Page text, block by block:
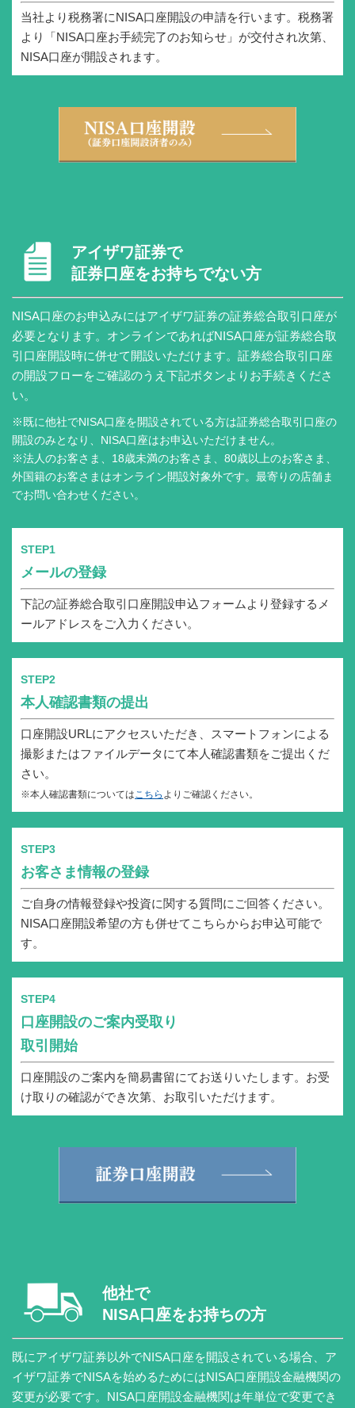
当社より税務署にNISA口座開設の申請を行います。税務署
より「NISA口座お手続完了のお知らせ」が交付され次第、
NISA口座が開設されます。
アイザワ証券で
証券口座をお持ちでない方
NISA口座のお申込みにはアイザワ証券の証券総合取引口座が
必要となります。オンラインであればNISA口座が証券総合取
引口座開設時に併せて開設いただけます。証券総合取引口座
の開設フローをご確認のうえ下記ボタンよりお手続きくださ
い。
※既に他社でNISA口座を開設されている方は証券総合取引口座の
開設のみとなり、NISA口座はお申込いただけません。
※法人のお客さま、18歳未満のお客さま、80歳以上のお客さま、
外国籍のお客さまはオンライン開設対象外です。最寄りの店舗ま
でお問い合わせください。
STEP1
メールの登録
下記の証券総合取引口座開設申込フォームより登録するメ
ールアドレスをご入力ください。
STEP2
本人確認書類の提出
口座開設URLにアクセスいただき、スマートフォンによる
撮影またはファイルデータにて本人確認書類をご提出くだ
さい。
※本人確認書類についてはこちら よりご確認ください。
STEP3
お客さま情報の登録
ご自身の情報登録や投資に関する質問にご回答ください。
NISA口座開設希望の方も併せてこちらからお申込可能で
す。
STEP4
口座開設のご案内受取り
取引開始
口座開設のご案内を簡易書留にてお送りいたします。お受
け取りの確認ができ次第、お取引いただけます。
他社で
NISA口座をお持ちの方
既にアイザワ証券以外でNISA口座を開設されている場合、ア
イザワ証券でNISAを始めるためにはNISA口座開設金融機関の
変更が必要です。NISA口座開設金融機関は年単位で変更でき